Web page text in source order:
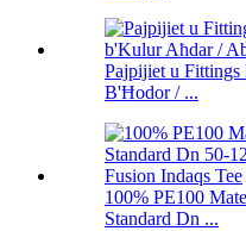
Pajpijiet u
B'Ħodor / ...
100% PE100
Standard Dn ...